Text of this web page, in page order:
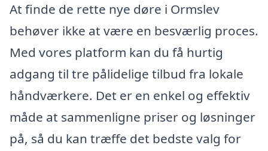
At finde de rette nye døre i Ormslev
behøver ikke at være en besværlig proces.
Med vores platform kan du få hurtig
adgang til tre pålidelige tilbud fra lokale
håndværkere. Det er en enkel og effektiv
måde at sammenligne priser og løsninger
på, så du kan træffe det bedste valg for